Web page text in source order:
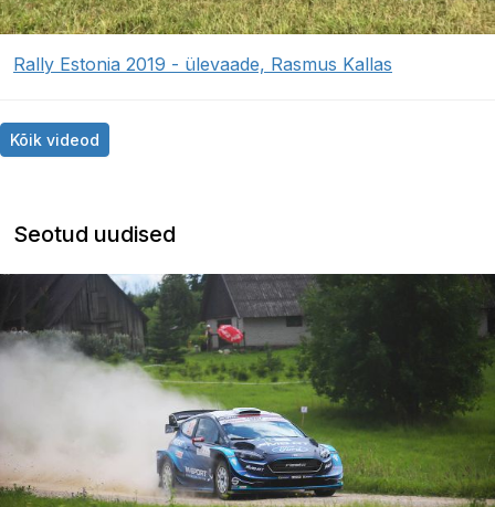
Rally Estonia 2019 - ülevaade, Rasmus Kallas
Kõik videod
Seotud uudised